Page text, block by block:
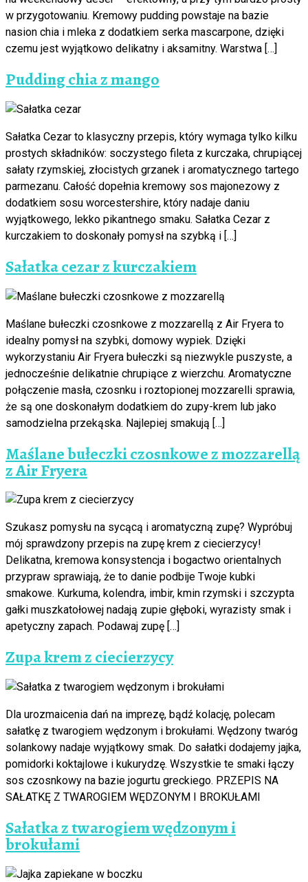
w przygotowaniu. Kremowy pudding powstaje na bazie
nasion chia i mleka z dodatkiem serka mascarpone, dzięki
czemu jest wyjątkowo delikatny i aksamitny. Warstwa […]
Pudding chia z mango
Sałatka Cezar to klasyczny przepis, który wymaga tylko kilku
prostych składników: soczystego fileta z kurczaka, chrupiącej
sałaty rzymskiej, złocistych grzanek i aromatycznego tartego
parmezanu. Całość dopełnia kremowy sos majonezowy z
dodatkiem sosu worcestershire, który nadaje daniu
wyjątkowego, lekko pikantnego smaku. Sałatka Cezar z
kurczakiem to doskonały pomysł na szybką i […]
Sałatka cezar z kurczakiem
Maślane bułeczki czosnkowe z mozzarellą z Air Fryera to
idealny pomysł na szybki, domowy wypiek. Dzięki
wykorzystaniu Air Fryera bułeczki są niezwykle puszyste, a
jednocześnie delikatnie chrupiące z wierzchu. Aromatyczne
połączenie masła, czosnku i roztopionej mozzarelli sprawia,
że są one doskonałym dodatkiem do zupy-krem lub jako
samodzielna przekąska. Najlepiej smakują […]
Maślane bułeczki czosnkowe z mozzarellą
z Air Fryera
Szukasz pomysłu na sycącą i aromatyczną zupę? Wypróbuj
mój sprawdzony przepis na zupę krem z ciecierzycy!
Delikatna, kremowa konsystencja i bogactwo orientalnych
przypraw sprawiają, że to danie podbije Twoje kubki
smakowe. Kurkuma, kolendra, imbir, kmin rzymski i szczypta
gałki muszkatołowej nadają zupie głęboki, wyrazisty smak i
apetyczny zapach. Podawaj zupę […]
Zupa krem z ciecierzycy
Dla urozmaicenia dań na imprezę, bądź kolację, polecam
sałatkę z twarogiem wędzonym i brokułami. Wędzony twaróg
solankowy nadaje wyjątkowy smak. Do sałatki dodajemy jajka,
pomidorki koktajlowe i kukurydzę. Wszystkie te smaki łączy
sos czosnkowy na bazie jogurtu greckiego. PRZEPIS NA
SAŁATKĘ Z TWAROGIEM WĘDZONYM I BROKUŁAMI
Sałatka z twarogiem wędzonym i
brokułami